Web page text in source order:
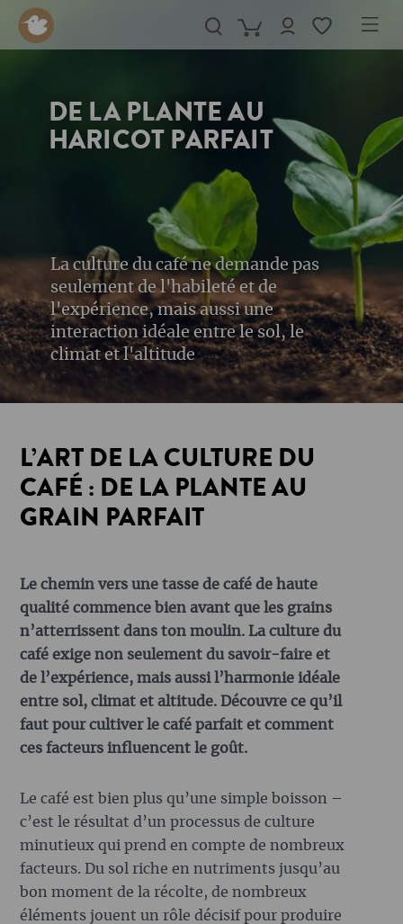
content
DE LA PLANTE AU
HARICOT PARFAIT
La culture du café ne demande pas
seulement de l'habileté et de
l'expérience, mais aussi une
interaction idéale entre le sol, le
climat et l'altitude
L’ART DE LA CULTURE DU
CAFÉ : DE LA PLANTE AU
GRAIN PARFAIT
Le chemin vers une tasse de café de haute
qualité commence bien avant que les grains
n’atterrissent dans ton moulin. La culture du
café exige non seulement du savoir-faire et
de l’expérience, mais aussi l’harmonie idéale
entre sol, climat et altitude. Découvre ce qu’il
faut pour cultiver le café parfait et comment
ces facteurs influencent le goût.
Le café est bien plus qu’une simple boisson –
c’est le résultat d’un processus de culture
minutieux qui prend en compte de nombreux
facteurs. Du sol riche en nutriments jusqu’au
bon moment de la récolte, de nombreux
éléments jouent un rôle décisif pour produire